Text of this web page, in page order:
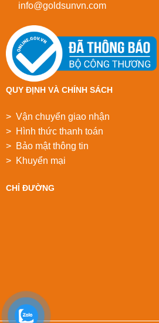
info@goldsunvn.com
QUY ĐỊNH VÀ CHÍNH SÁCH
> Vận chuyển giao nhận
> Hình thức thanh toán
> Bảo mật thông tin
> Khuyển mại
CHỈ ĐƯỜNG